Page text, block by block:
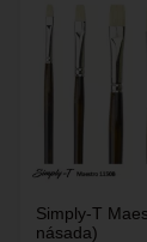
Simply-T
násada)